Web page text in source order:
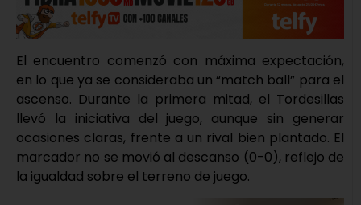
El encuentro comenzó con máxima expectación,
en lo que ya se consideraba un “match ball” para el
ascenso. Durante la primera mitad, el Tordesillas
llevó la iniciativa del juego, aunque sin generar
ocasiones claras, frente a un rival bien plantado. El
marcador no se movió al descanso (0-0), reflejo de
la igualdad sobre el terreno de juego.